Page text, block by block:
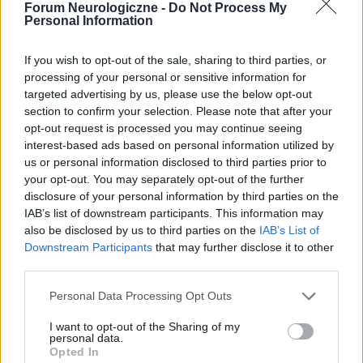
Forum Neurologiczne - Do Not Process My
Personal Information
If you wish to opt-out of the sale, sharing to third parties, or
processing of your personal or sensitive information for
targeted advertising by us, please use the below opt-out
section to confirm your selection. Please note that after your
opt-out request is processed you may continue seeing
interest-based ads based on personal information utilized by
us or personal information disclosed to third parties prior to
your opt-out. You may separately opt-out of the further
disclosure of your personal information by third parties on the
IAB’s list of downstream participants. This information may
also be disclosed by us to third parties on the IAB’s List of
Downstream Participants that may further disclose it to other
Personal Data Processing Opt Outs
I want to opt-out of the Sharing of my
personal data.
Opted In
Tematy glejak nerwica lękowa
wyściółczak wodogłowie